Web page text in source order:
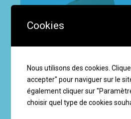
Cookies
Nous utilisons des cookies.
accepter" pour naviguer sur le
également cliquer sur
choisir quel type de cookies